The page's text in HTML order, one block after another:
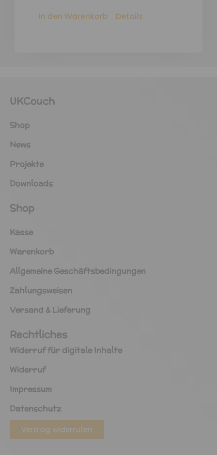
In den Warenkorb Details
UKCouch
Shop
News
Projekte
Downloads
Shop
Kasse
Warenkorb
Allgemeine Geschäftsbedingungen
Zahlungsweisen
Versand & Lieferung
Rechtliches
Widerruf für digitale Inhalte
Widerruf
Impressum
Datenschutz
Vertrag widerrufen